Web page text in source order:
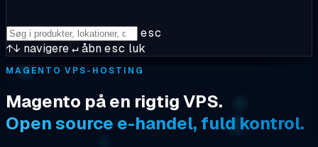
esc
↑↓ navigere↵åbnesc luk
MAGENTO VPS-HOSTING
Magento på en rigtig VPS.
Open source e-handel, fuld kontrol.